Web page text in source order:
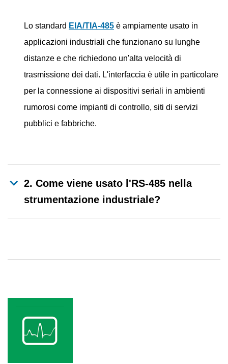
Lo standard EIA/TIA-485 è ampiamente usato in
applicazioni industriali che funzionano su lunghe
distanze e che richiedono un'alta velocità di
trasmissione dei dati. L'interfaccia è utile in particolare
per la connessione ai dispositivi seriali in ambienti
rumorosi come impianti di controllo, siti di servizi
pubblici e fabbriche.
2. Come viene usato l'RS-485 nella
strumentazione industriale?